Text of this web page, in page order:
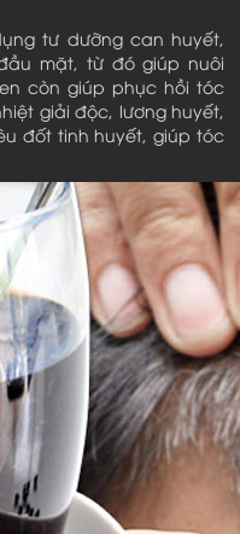
tư dưỡng can huyết,
mặt, từ đó giúp nuôi
còn giúp phục hồi tóc
giải độc, lương huyết,
đốt tinh huyết, giúp tóc